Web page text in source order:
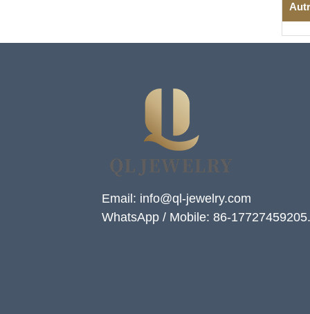
Email: info@ql-jewelry.com
WhatsApp / Mobile: 86-17727459205.